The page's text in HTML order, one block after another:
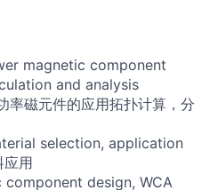
magnetic component
and analysis
率磁元件的应用拓扑计算，分
selection, application
应用
design, WCA